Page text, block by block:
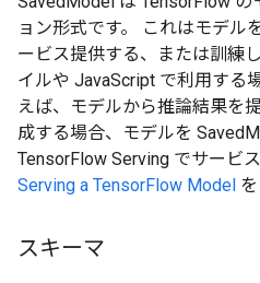
ョン形式です。 これはモデル
ービス提供する、または訓練
イルや JavaScript で利用する
えば、モデルから推論結果を
成する場合、モデルを
TensorFlow Serving でサービ
Serving a TensorFlow Model
スキーマ